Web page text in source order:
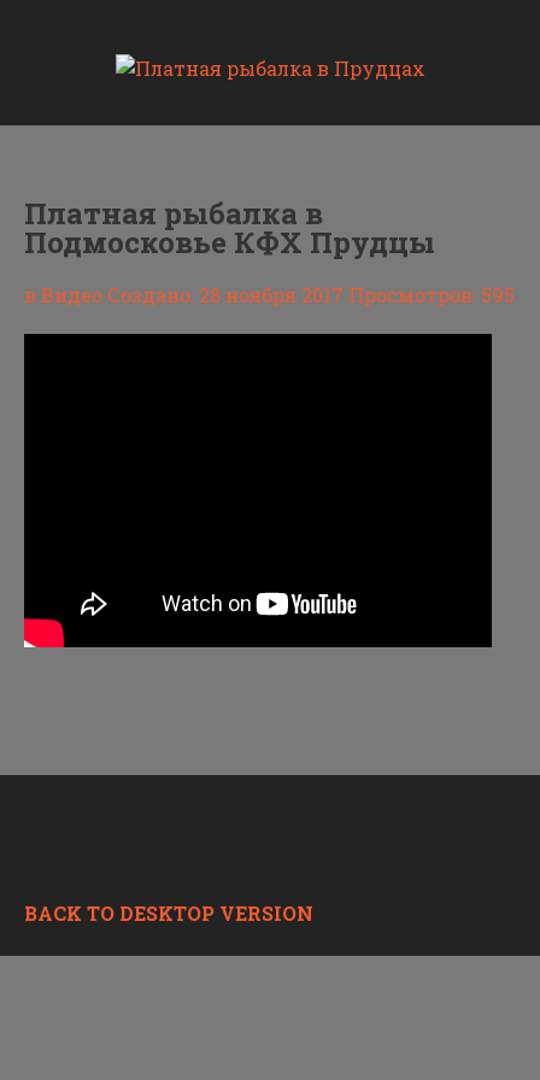
Платная рыбалка в
Подмосковье КФХ Прудцы
в Видео Создано: 28 ноября 2017 Просмотров: 595
BACK TO DESKTOP VERSION